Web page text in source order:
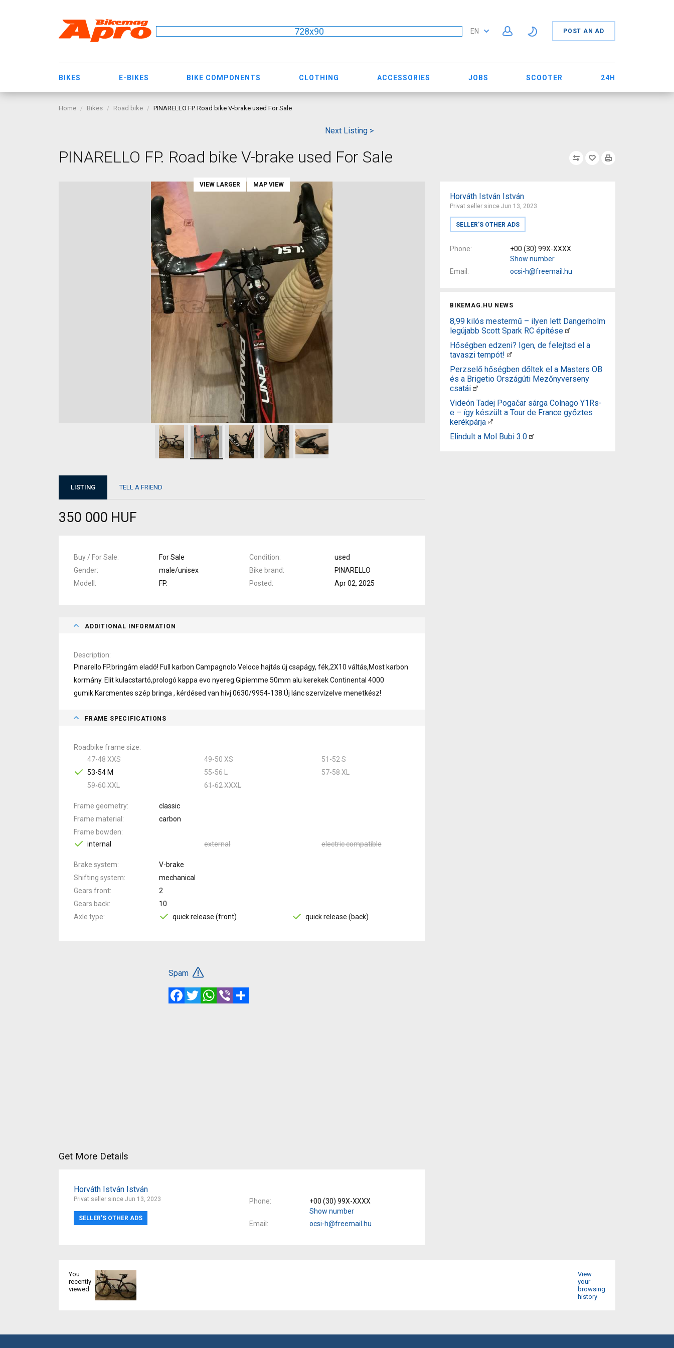
728x90 EN POST AN AD
BIKES E-BIKES BIKE COMPONENTS CLOTHING ACCESSORIES JOBS SCOOTER 24H
Home Bikes Road bike PINARELLO FP. Road bike V-brake used For Sale
Next Listing >
PINARELLO FP. Road bike V-brake used For Sale
Horváth István István
Privat seller since Jun 13, 2023
SELLER’S OTHER ADS
Phone
+00 (30) 99X-XXXX
Show number
Email
ocsi-h@freemail.hu
BIKEMAG.HU NEWS
8,99 kilós mestermű – ilyen lett Dangerholm
legújabb Scott Spark RC építése
Hőségben edzeni? Igen, de felejtsd el a
tavaszi tempót!
Perzselő hőségben dőltek el a Masters OB
és a Brigetio Országúti Mezőnyverseny
csatái
Videón Tadej Pogačar sárga Colnago Y1Rs-
e – így készült a Tour de France győztes
kerékpárja
Elindult a Mol Bubi 3.0
VIEW LARGER MAP VIEW
LISTING TELL A FRIEND
350 000 HUF
Buy / For Sale For Sale Condition
used
Gender
male/unisex Bike brand
PINARELLO
Modell
FP. Posted Apr 02, 2025
ADDITIONAL INFORMATION
Description
Pinarello FP.bringám eladó! Full karbon Campagnolo Veloce hajtás új csapágy, fék,2X10 váltás,Most karbon
kormány. Elit kulacstartó,prologó kappa evo nyereg.Gipiemme 50mm alu kerekek Continental 4000
gumik.Karcmentes szép bringa , kérdésed van hívj 0630/9954-138.Új lánc szervízelve menetkész!
FRAME SPECIFICATIONS
Roadbike frame size
47-48 XXS
49-50 XS
51-52 S
53-54 M
55-56 L
57-58 XL
59-60 XXL
61-62 XXXL
Frame geometry
classic
Frame material
carbon
Frame bowden
internal
external electric compatible
Brake system
V-brake
Shifting system
mechanical
Gears front
2
Gears back
10
Axle type
quick release (front) quick release (back)
Spam
FacebookTwitterWhatsApp
Viber
Get More Details
Horváth István István
Privat seller since Jun 13, 2023
SELLER’S OTHER ADS
Phone
+00 (30) 99X-XXXX
Show number
Email
ocsi-h@freemail.hu
You
recently
viewed
View
your
browsing
history